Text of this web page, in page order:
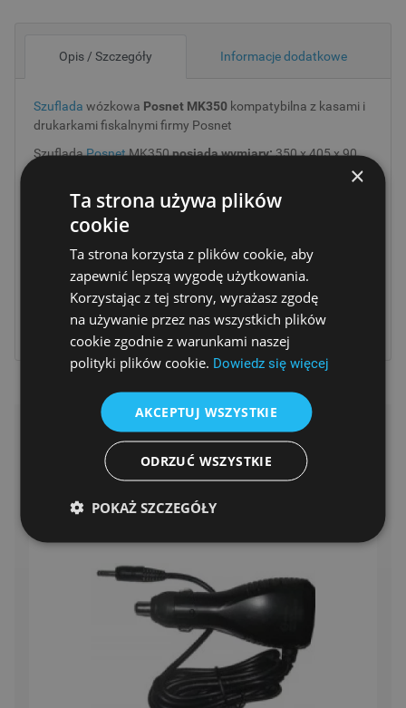
Opis / Szczegóły Informacje dodatkowe
Szuflada wózkowa Posnet MK350 kompatybilna z kasami i
drukarkami fiskalnymi firmy Posnet
SzufladaPosnetMK350posiada wymiary:350 x 405 x 90
W środku znajdują się 4 przegrodyz dociskami na banknoty
8 przedziałówna bilon, które można dowolnie
Model jest wyposażony w podwójną szczelinę wrzutową.
Złącze RJ 12
Sterownie impulsem o napieciu 6V i 24V
PODOBNE PRODUKTY
×
Ta strona używa plików
cookie
Ta strona korzysta z plików cookie, aby
zapewnić lepszą wygodę użytkowania.
Korzystając z tej strony, wyrażasz zgodę
na używanie przez nas wszystkich plików
cookie zgodnie z warunkami naszej
polityki plików cookie. Dowiedz się więcej
AKCEPTUJ WSZYSTKIE
ODRZUĆ WSZYSTKIE
POKAŻ SZCZEGÓŁY